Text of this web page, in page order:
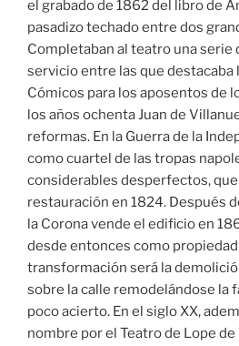
el grabado de 1862 del libro de
pasadizo techado entre dos
Completaban al teatro una serie
servicio entre las que destacaba
Cómicos para los aposentos de
los años ochenta Juan de
reformas. En la Guerra de la
como cuartel de las tropas
considerables desperfectos, que
restauración en 1824. Después
la Corona vende el edificio en
desde entonces como
transformación será la
sobre la calle remodelándose la
poco acierto. En el siglo XX,
nombre por el Teatro de Lope de